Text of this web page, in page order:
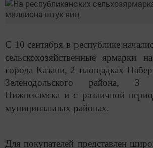
С 10 сентября в республике
сельскохозяйственные ярмарки
города Казани, 2 площадках
Зеленодольского района, 3
Нижнекамска и с различной
муниципальных районах.
Для покупателей представлен